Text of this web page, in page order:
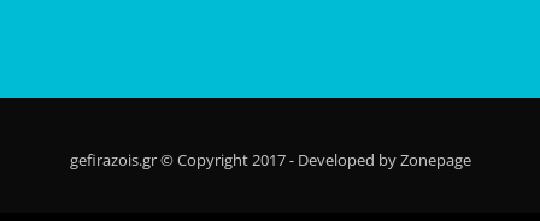
gefirazois.gr © Copyright 2017 - Developed by Zonepage